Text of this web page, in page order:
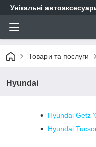
Унікальні
Товари та послуги
Hyundai
Hyundai Getz
Hyundai